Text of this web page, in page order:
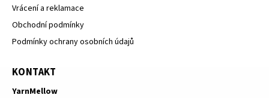
Vrácení a reklamace
Obchodní podmínky
Podmínky ochrany osobních údajů
KONTAKT
YarnMellow